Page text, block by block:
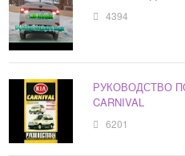
4394
РУКОВОДСТВО
CARNIVAL
6201